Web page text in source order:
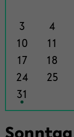
3
4
10
11
17
18
24
25
31